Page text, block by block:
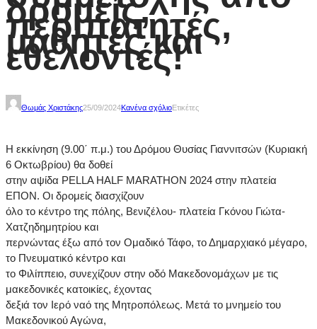
δρομείς,
περιπατητές,
μαθητές και
εθελοντές!
Θωμάς Χριστάκης25/09/2024Κανένα σχόλιοΕτικέτες
Η εκκίνηση (9.00΄ π.μ.) του Δρόμου Θυσίας Γιαννιτσών (Κυριακή
6 Οκτωβρίου) θα δοθεί
στην αψίδα PELLA HALF MARATHON 2024 στην πλατεία
ΕΠΟΝ. Οι δρομείς διασχίζουν
όλο το κέντρο της πόλης, Βενιζέλου- πλατεία Γκόνου Γιώτα-
Χατζηδημητρίου και
περνώντας έξω από τον Ομαδικό Τάφο, το Δημαρχιακό μέγαρο,
το Πνευματικό κέντρο και
το Φιλίππειο, συνεχίζουν στην οδό Μακεδονομάχων με τις
μακεδονικές κατοικίες, έχοντας
δεξιά τον Ιερό ναό της Μητροπόλεως. Μετά το μνημείο του
Μακεδονικού Αγώνα,